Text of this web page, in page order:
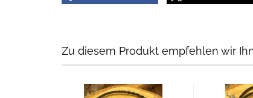
Zu diesem Produkt empfehlen wir